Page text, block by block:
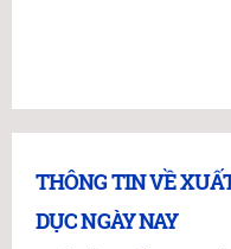
THÔNG TIN VỀ
DỤC NGÀY NAY